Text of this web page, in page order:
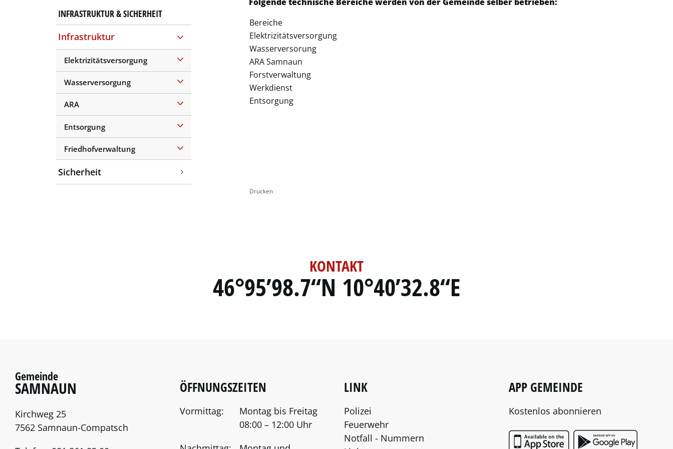
INFRASTRUKTUR & SICHERHEIT
Infrastruktur
(ausgewählt)
Elektrizitätsversorgung
Wasserversorgung
ARA
Entsorgung
Friedhofverwaltung
Sicherheit
Bereiche
Elektrizitätsversorgung
Wasserversorung
ARA Samnaun
Forstverwaltung
Werkdienst
Entsorgung
Drucken
46°95’98.7“N 10°40’32.8“E
KONTAKT
Gemeinde
SAMNAUN
Kirchweg 25
7562 Samnaun-Compatsch
ÖFFNUNGSZEITEN
Vormittag:
Montag bis Freitag
08:00 – 12:00 Uhr
LINK
Polizei
Feuerwehr
Notfall - Nummern
APP GEMEINDE
Kostenlos abonnieren
App Store Google